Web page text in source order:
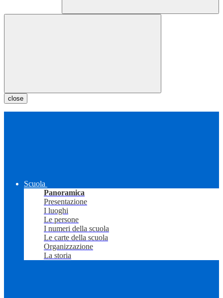
close
Scuola
Panoramica
Presentazione
I luoghi
Le persone
I numeri della scuola
Le carte della scuola
Organizzazione
La storia